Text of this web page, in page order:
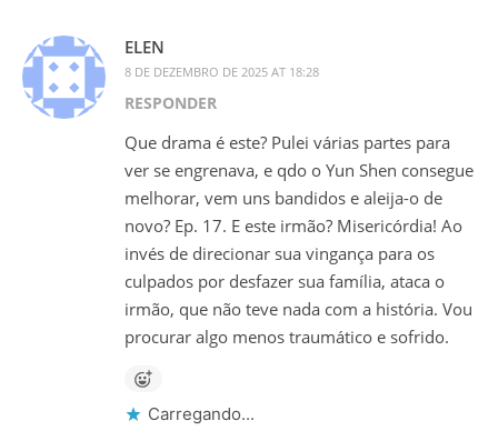
ELEN
8 DE DEZEMBRO DE 2025 AT 18:28
RESPONDER
Que drama é este? Pulei várias partes para
ver se engrenava, e qdo o Yun Shen consegue
melhorar, vem uns bandidos e aleija-o de
novo? Ep. 17. E este irmão? Misericórdia! Ao
invés de direcionar sua vingança para os
culpados por desfazer sua família, ataca o
irmão, que não teve nada com a história. Vou
procurar algo menos traumático e sofrido.
Carregando...